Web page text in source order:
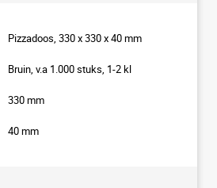
Pizzadoos, 330 x 330 x 40 mm
Bruin, v.a 1.000 stuks, 1-2 kl
330 mm
40 mm